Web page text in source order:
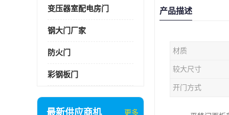
变压器室配电房门
钢大门厂家
防火门
彩钢板门
最新供应商机 更多
产品描述
材质
较大尺寸
开门方式